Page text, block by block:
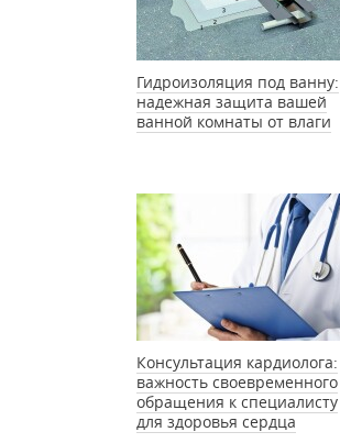
Гидроизоляция под ванну:
надежная защита вашей
ванной комнаты от влаги
Консультация кардиолога:
важность своевременного
обращения к специалисту
для здоровья сердца